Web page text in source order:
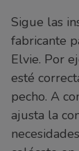
Sigue las
fabricante
Elvie. Por
esté
pecho. A
ajusta la